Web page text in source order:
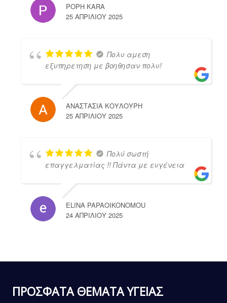
POPH KARA
25 ΑΠΡΙΛΊΟΥ 2025
Πολυ αμεση
εξυπηρετηση με βοηθησαν πολυ!
ΑΝΑΣΤΑΣΙΑ ΚΟΥΛΟΥΡΗ
25 ΑΠΡΙΛΊΟΥ 2025
Πολύ σωστή
επαγγελματίας !! Πάντα με ευγένεια
ELINA PAPAOIKONOMOU
24 ΑΠΡΙΛΊΟΥ 2025
ΠΡΟΣΦΑΤΑ ΘΕΜΑΤΑ ΥΓΕΙΑΣ